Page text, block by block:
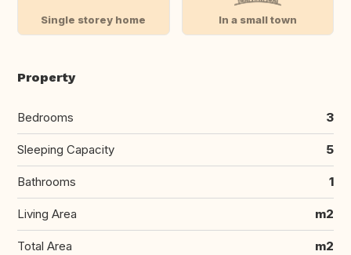
Single storey home In a small town
Property
Bedrooms 3
Sleeping Capacity 5
Bathrooms 1
Living Area m2
Total Area m2